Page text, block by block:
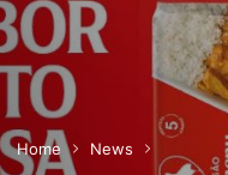
Home
News